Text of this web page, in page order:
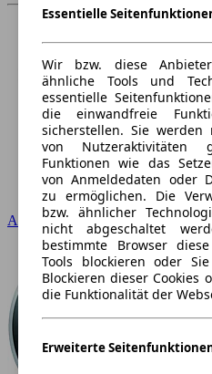
Audi
Essentielle
Wir bzw. diese
ähnliche Tools und
essentielle
die einwandfreie
sicherstellen. Sie werden
von Nutzeraktivitäten
Funktionen wie das
von Anmeldedaten oder
zu ermöglichen. Die
bzw. ähnlicher
nicht abgeschaltet
bestimmte Browser
Tools blockieren oder
Blockieren dieser Cookies
die Funktionalität der
Erweiterte